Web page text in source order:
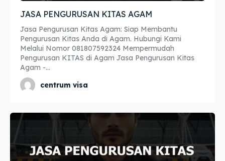
Asuransi
Blog
Asuransi
Blog
JASA PENGURUSAN KITAS AGAM
Jasa Pengurusan Kitas Agam: Siap Membantu
Pengurusan Kitas Anda di Agam. Hubungi Kami
Melalui Nomor 081807592324 Mempermudah
Pengurusan KITAS di Agam Jasa Pengurusan Kitas
Agam -...
centrum visa